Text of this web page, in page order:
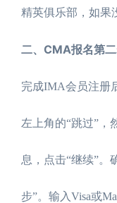
精英俱乐部，如果
二、CMA报名第
完成IMA会员注册
左上角的“跳过”，
息，点击“继续”。
步”。输入Visa或